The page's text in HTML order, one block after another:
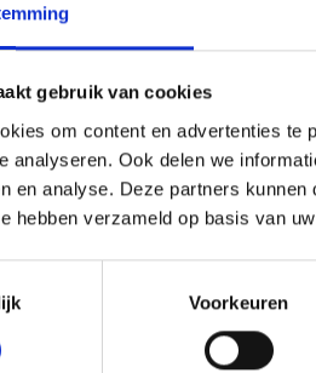
gebruik van cookies
om content en advertenties
analyseren. Ook delen we
en analyse. Deze partners
hebben verzameld op basis van
Voorkeuren
Verkeersbord C20
€ 85,00St.